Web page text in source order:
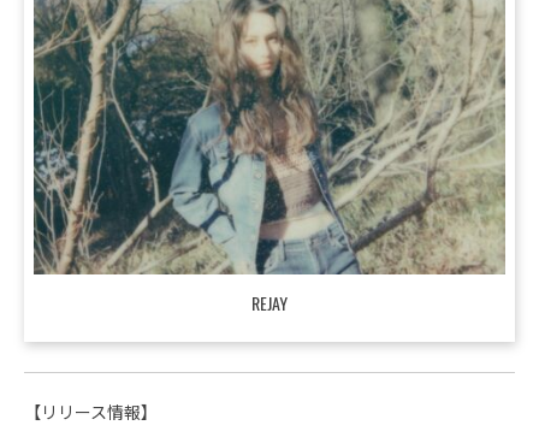
REJAY
【リリース情報】